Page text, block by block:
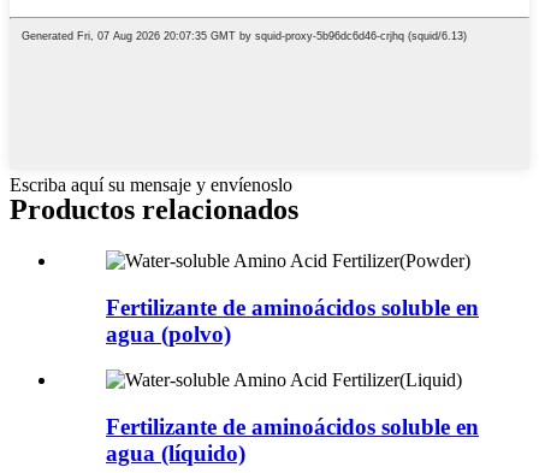
Escriba aquí su mensaje y envíenoslo
Productos relacionados
Fertilizante de aminoácidos soluble en
agua (polvo)
Fertilizante de aminoácidos soluble en
agua (líquido)